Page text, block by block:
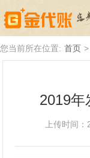
您当前所在位置: 首页 >
2019年
上传时间